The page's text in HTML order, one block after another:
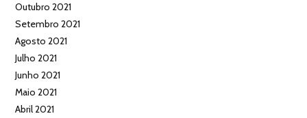
Outubro 2021
Setembro 2021
Agosto 2021
Julho 2021
Junho 2021
Maio 2021
Abril 2021